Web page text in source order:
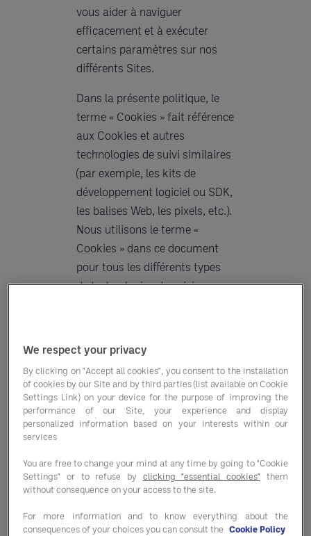
vous aider à naviguer
efficacement et à exécuter
certains paramètres sur nos
différents Sites.
Dans la présente politique, le
terme « Cookies » fait référence
aux Cookies et autres
technologies de suivi similaires
(par exemple, les kits de
développement logiciel ou SDK,
les balises Web, les pixels, etc.).
Nous utilisons le terme «
Cookies » dans ce document
pour tous les différents types
de technologies de suivi, en
2. Quels Cookies
pouvons-nous
utiliser ?
Les types de Cookies que nous
pouvons utiliser sont les
suivants:
Cookies de session :
We respect your privacy
By clicking on "Accept all cookies", you consent to the installation
of cookies by our Site and by third parties (list available on Cookie
Settings Link) on your device for the purpose of improving the
performance of our Site, your experience and display
personalized information based on your interests within our
services
You are free to change your mind at any time by going to "Cookie
Settings" or to refuse by clicking "essential cookies" them
without consequence on your access to the site.
For more information and to know everything about the
consequences of your choices you can consult the Cookie Policy